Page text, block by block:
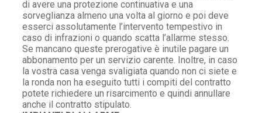
di avere una protezione continuativa e una
sorveglianza almeno una volta al giorno e poi deve
esserci assolutamente l’intervento tempestivo in
caso di infrazioni o quando scatta l’allarme stesso.
Se mancano queste prerogative è inutile pagare un
abbonamento per un servizio carente. Inoltre, in caso
la vostra casa venga svaligiata quando non ci siete e
la ronda non ha eseguito tutti i compiti del contratto
potete richiedere un risarcimento e quindi annullare
anche il contratto stipulato.